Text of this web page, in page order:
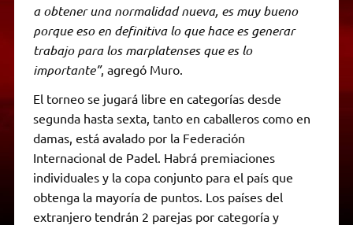
a obtener una normalidad nueva, es muy bueno
porque eso en definitiva lo que hace es generar
trabajo para los marplatenses que es lo
importante”, agregó Muro.
El torneo se jugará libre en categorías desde
segunda hasta sexta, tanto en caballeros como en
damas, está avalado por la Federación
Internacional de Padel. Habrá premiaciones
individuales y la copa conjunto para el país que
obtenga la mayoría de puntos. Los países del
extranjero tendrán 2 parejas por categoría y